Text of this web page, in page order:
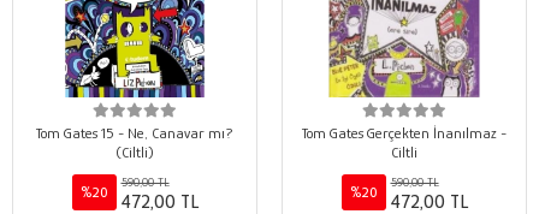
Tom Gates 15 - Ne, Canavar mı?
(Ciltli)
%20
590,00 TL
472,00 TL
Tom Gates Gerçekten İnanılmaz -
Ciltli
%20
590,00 TL
472,00 TL